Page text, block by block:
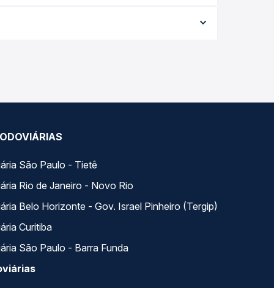
real e garante a melhor oferta para o seu
São Paulo - Tietê
Rio de Janeiro - Novo Rio
Belo Horizonte - Gov. Israel Pinheiro (Tergip)
Curitiba
São Paulo - Barra Funda